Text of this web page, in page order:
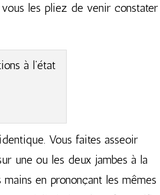
les pliez de venir constater
Vous faites asseoir
une ou les deux jambes à la
en prononçant les mêmes